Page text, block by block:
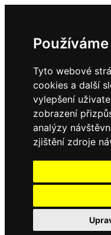
Tyto webové
cookies a další
vylepšení
zobrazení
analýzy
zjištění zdroje